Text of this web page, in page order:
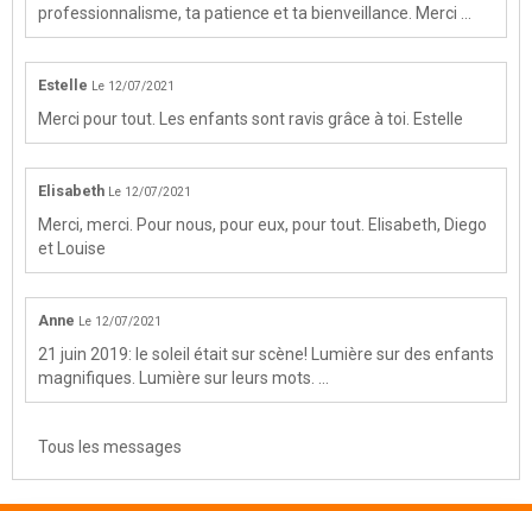
professionnalisme, ta patience et ta bienveillance. Merci ...
Estelle Le 12/07/2021
Merci pour tout. Les enfants sont ravis grâce à toi. Estelle
Elisabeth Le 12/07/2021
Merci, merci. Pour nous, pour eux, pour tout. Elisabeth, Diego
et Louise
Anne Le 12/07/2021
21 juin 2019: le soleil était sur scène! Lumière sur des enfants
magnifiques. Lumière sur leurs mots. ...
Tous les messages